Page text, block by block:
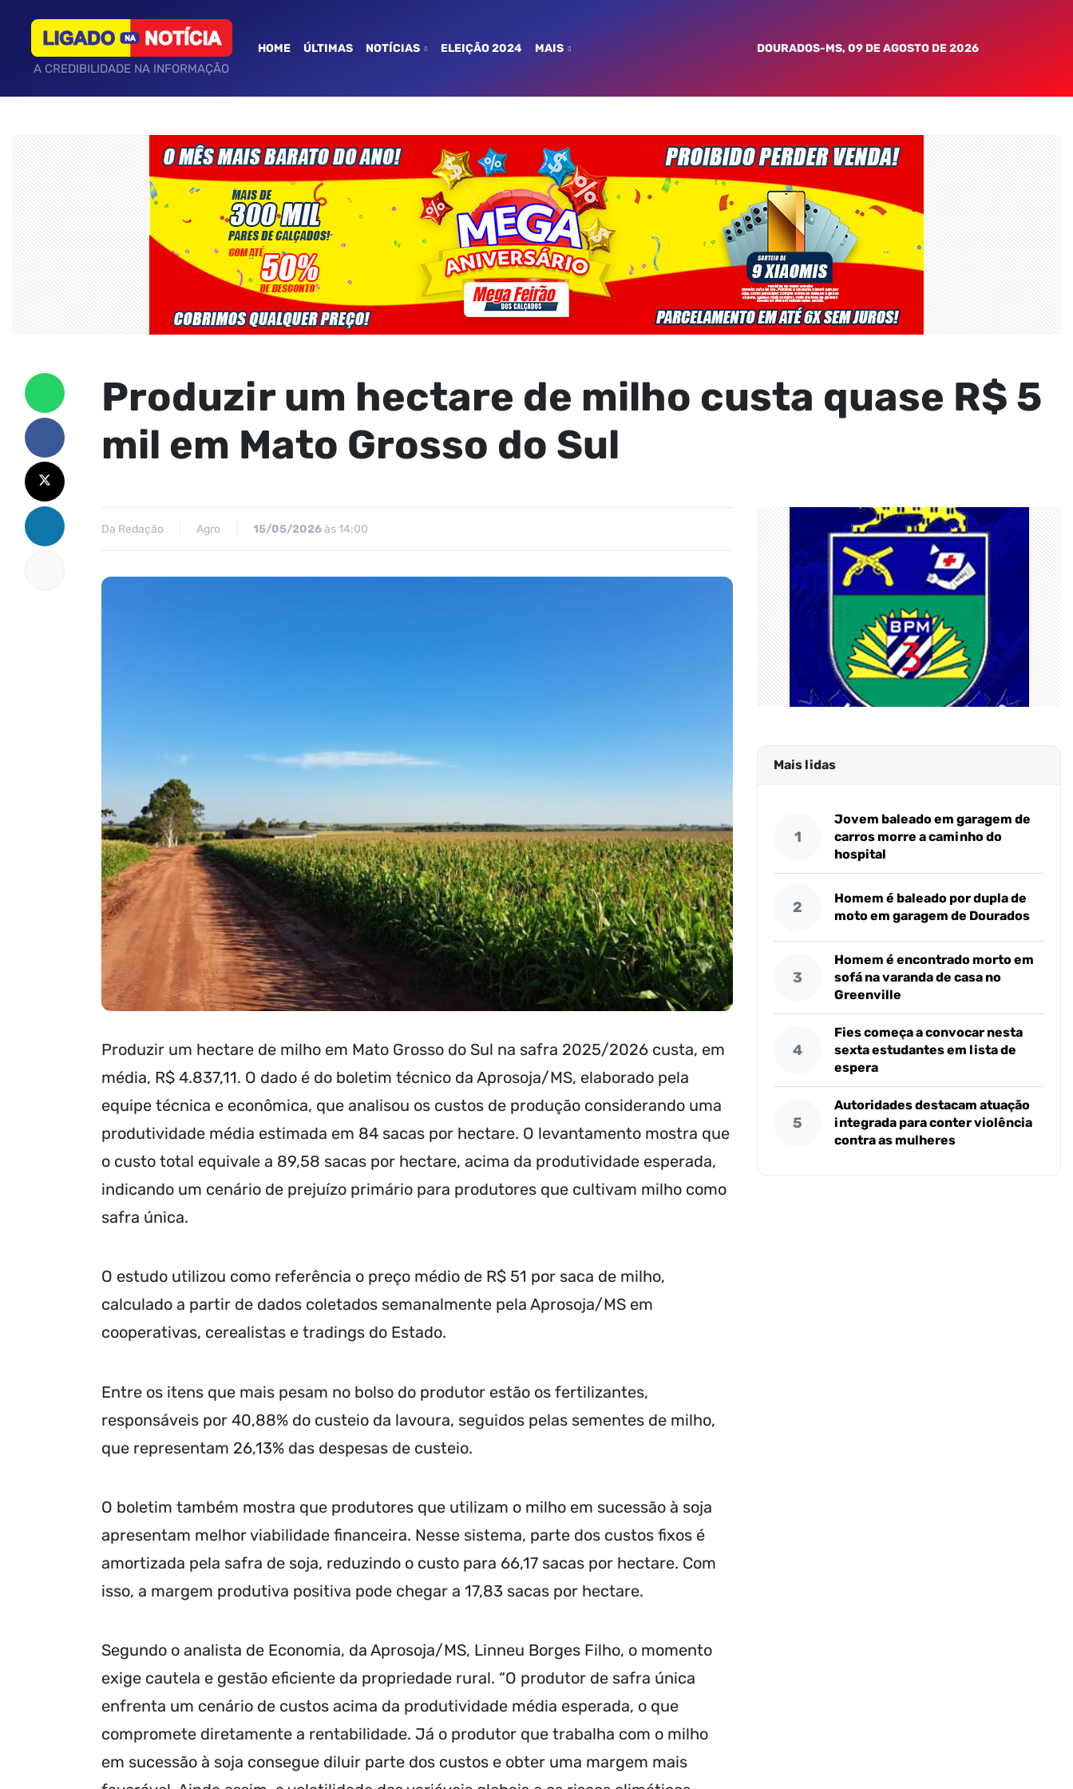
A CREDIBILIDADE NA INFORMAÇÃO
HOME ÚLTIMAS NOTÍCIAS ELEIÇÃO 2024 MAIS DOURADOS-MS, 09 DE AGOSTO DE 2026
Produzir um hectare de milho custa quase R$ 5
mil em Mato Grosso do Sul
Da Redação Agro 15/05/2026às 14:00
Produzir um hectare de milho em Mato Grosso do Sul na safra 2025/2026 custa, em
média, R$ 4.837,11. O dado é do boletim técnico da Aprosoja/MS, elaborado pela
equipe técnica e econômica, que analisou os custos de produção considerando uma
produtividade média estimada em 84 sacas por hectare. O levantamento mostra que
o custo total equivale a 89,58 sacas por hectare, acima da produtividade esperada,
indicando um cenário de prejuízo primário para produtores que cultivam milho como
safra única.
O estudo utilizou como referência o preço médio de R$ 51 por saca de milho,
calculado a partir de dados coletados semanalmente pela Aprosoja/MS em
cooperativas, cerealistas e tradings do Estado.
Entre os itens que mais pesam no bolso do produtor estão os fertilizantes,
responsáveis por 40,88% do custeio da lavoura, seguidos pelas sementes de milho,
que representam 26,13% das despesas de custeio.
O boletim também mostra que produtores que utilizam o milho em sucessão à soja
apresentam melhor viabilidade financeira. Nesse sistema, parte dos custos fixos é
amortizada pela safra de soja, reduzindo o custo para 66,17 sacas por hectare. Com
isso, a margem produtiva positiva pode chegar a 17,83 sacas por hectare.
Segundo o analista de Economia, da Aprosoja/MS, Linneu Borges Filho, o momento
exige cautela e gestão eficiente da propriedade rural. “O produtor de safra única
enfrenta um cenário de custos acima da produtividade média esperada, o que
compromete diretamente a rentabilidade. Já o produtor que trabalha com o milho
em sucessão à soja consegue diluir parte dos custos e obter uma margem mais
Mais lidas
1
Jovem baleado em garagem de
carros morre a caminho do
hospital
2
Homem é baleado por dupla de
moto em garagem de Dourados
3
Homem é encontrado morto em
sofá na varanda de casa no
Greenville
4
Fies começa a convocar nesta
sexta estudantes em lista de
espera
5
Autoridades destacam atuação
integrada para conter violência
contra as mulheres